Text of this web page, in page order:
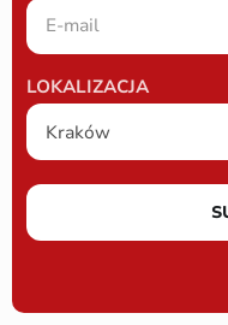
LOKALIZACJA